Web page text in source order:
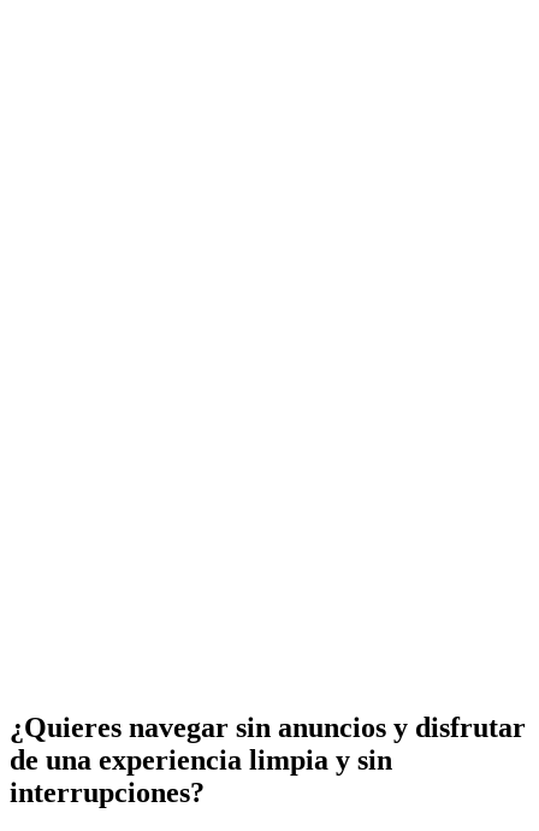
¿Quieres navegar sin anuncios y disfrutar
de una experiencia limpia y sin
interrupciones?